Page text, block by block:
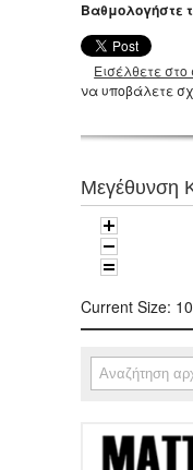
Βαθμολογήστε
Εισέλθετε
να υποβάλετε
Μεγέθυνση
Current Size:
Φόρμα
Αναζήτηση